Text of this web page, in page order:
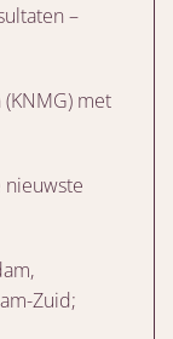
–
met
Zuid;